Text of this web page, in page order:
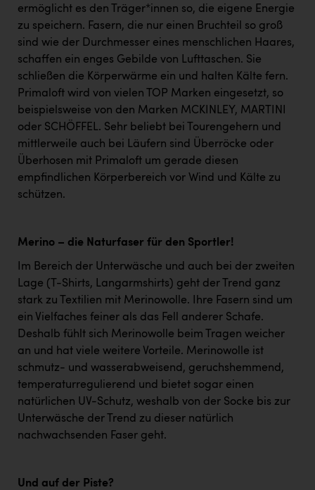
ermöglicht es den Träger*innen so, die eigene Energie
zu speichern. Fasern, die nur einen Bruchteil so groß
sind wie der Durchmesser eines menschlichen Haares,
schaffen ein enges Gebilde von Lufttaschen. Sie
schließen die Körperwärme ein und halten Kälte fern.
Primaloft wird von vielen TOP Marken eingesetzt, so
beispielsweise von den Marken MCKINLEY, MARTINI
oder SCHÖFFEL. Sehr beliebt bei Tourengehern und
mittlerweile auch bei Läufern sind Überröcke oder
Überhosen mit Primaloft um gerade diesen
empfindlichen Körperbereich vor Wind und Kälte zu
schützen.
Merino – die Naturfaser für den Sportler!
Im Bereich der Unterwäsche und auch bei der zweiten
Lage (T-Shirts, Langarmshirts) geht der Trend ganz
stark zu Textilien mit Merinowolle. Ihre Fasern sind um
ein Vielfaches feiner als das Fell anderer Schafe.
Deshalb fühlt sich Merinowolle beim Tragen weicher
an und hat viele weitere Vorteile. Merinowolle ist
schmutz- und wasserabweisend, geruchshemmend,
temperaturregulierend und bietet sogar einen
natürlichen UV-Schutz, weshalb von der Socke bis zur
Unterwäsche der Trend zu dieser natürlich
nachwachsenden Faser geht.
Und auf der Piste?